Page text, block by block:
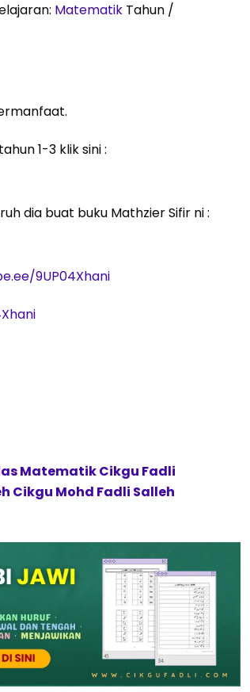
Matematik Tahun /
1-3 klik sini :
dia buat buku Mathzier Sifir ni :
9UP04Xhani
Matematik Cikgu Fadli
Cikgu Mohd Fadli Salleh